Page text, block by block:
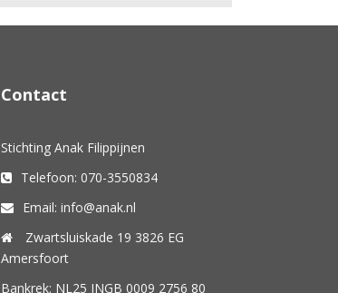
Contact
Stichting Anak Filippijnen
Telefoon: 070-3550834
Email: info@anak.nl
Zwartsluiskade 19 3826 EG
Amersfoort
Bankrek: NL25 INGB 0009 2756 80